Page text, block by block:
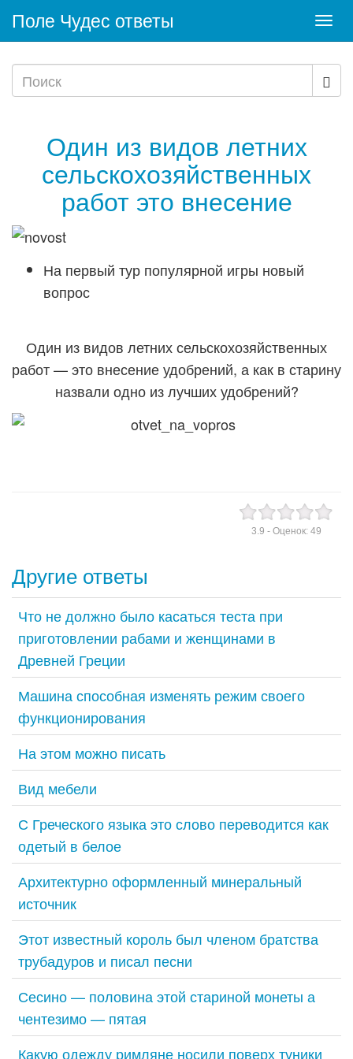
Поле Чудес ответы
Один из видов летних
сельскохозяйственных
работ это внесение
На первый тур популярной игры новый
вопрос
Один из видов летних сельскохозяйственных
работ — это внесение удобрений, а как в старину
назвали одно из лучших удобрений?
3.9 - Оценок: 49
Другие ответы
Что не должно было касаться теста при
приготовлении рабами и женщинами в
Древней Греции
Машина способная изменять режим своего
функционирования
На этом можно писать
Вид мебели
С Греческого языка это слово переводится как
одетый в белое
Архитектурно оформленный минеральный
источник
Этот известный король был членом братства
трубадуров и писал песни
Сесино — половина этой стариной монеты а
чентезимо — пятая
Какую одежду римляне носили поверх туники